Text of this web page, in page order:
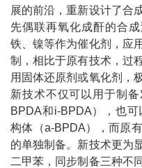
展的前沿，重新设计了合
先偶联再氧化成酐的合
铁、镍等作为催化剂，应
制，相比于原有技术，过
用固体还原剂或氧化剂，
新技术不仅可以用于制
BPDA和i-BPDA），也
构体（a-BPDA），而原
的单独制备。新技术更为
二甲苯，同步制备三种不